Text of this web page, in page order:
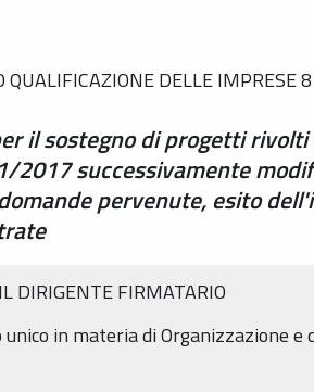
DELLE IMPRESE
il sostegno di progetti
2017 successivamente
pervenute, esito
IL DIRIGENTE FIRMATARIO
in materia di Organizzazione